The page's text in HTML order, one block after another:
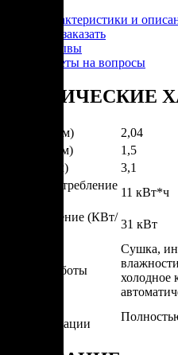
Характеристики и
Как заказать
Отзывы
Ответы на вопросы
ТЕХНИЧЕСКИЕ
Ширина (м)
2,04
Глубина (м)
1,5
Высота (м)
3,1
Энергопотребление
11 кВт*ч
Подключение (КВт/
31 кВт
Режим работы
Сушка,
холодное
автоматизации